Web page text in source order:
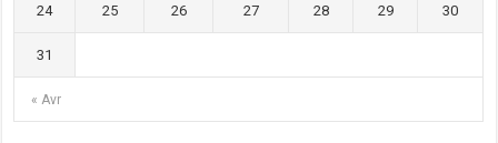
« Avr
24 25 26 27 28 29 30
31